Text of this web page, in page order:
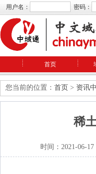
用户名： 密码：
首页
您当前的位置： 首页 > 资讯
稀
时间：2021-06-